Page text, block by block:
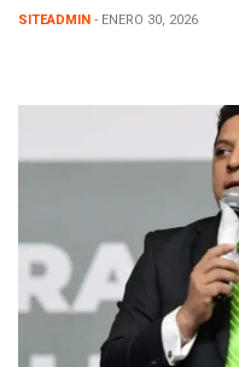
SITEADMIN - ENERO 30, 2026